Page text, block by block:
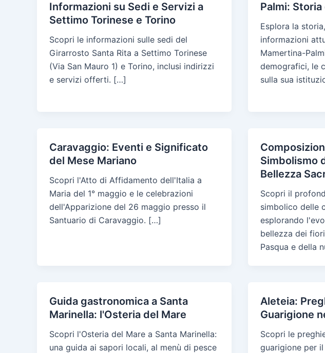
Informazioni su Sedi e Servizi a
Settimo Torinese e Torino
Scopri le informazioni sulle sedi del
Girarrosto Santa Rita a Settimo Torinese
(Via San Mauro 1) e Torino, inclusi indirizzi
e servizi offerti. […]
Palmi:
Esplora la
informazioni
Mamertina-
demografici, le
sulla sua
Caravaggio: Eventi e Significato
del Mese Mariano
Scopri l'Atto di Affidamento dell'Italia a
Maria del 1° maggio e le celebrazioni
dell'Apparizione del 26 maggio presso il
Santuario di Caravaggio. […]
Simbolismo
Bellezza
Scopri il
simbolico delle
esplorando
bellezza dei
Pasqua e della
Guida gastronomica a Santa
Marinella: l'Osteria del Mare
Scopri l'Osteria del Mare a Santa Marinella:
una guida ai sapori locali, al menù di pesce
Aleteia:
Guarigione
Scopri le
guarigione per